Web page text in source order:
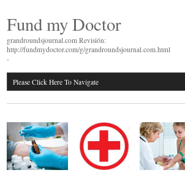
Fund my Doctor
grandroundsjournal.com Revisión:
http://fundmydoctor.com/g/grandroundsjournal.com.html
-